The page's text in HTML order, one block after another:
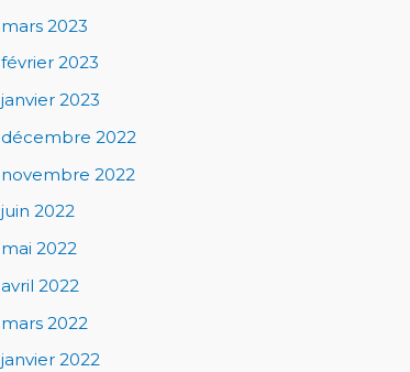
mars 2023
février 2023
janvier 2023
décembre 2022
novembre 2022
juin 2022
mai 2022
avril 2022
mars 2022
janvier 2022